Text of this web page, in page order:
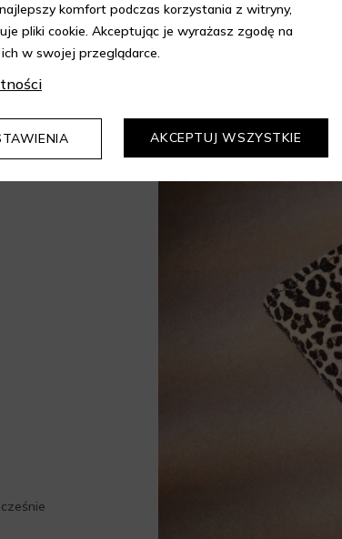
komfort podczas korzystania z witryny,
pliki cookie. Akceptując je wyrażasz zgodę na
w swojej przeglądarce.
AKCEPTUJ WSZYSTKIE